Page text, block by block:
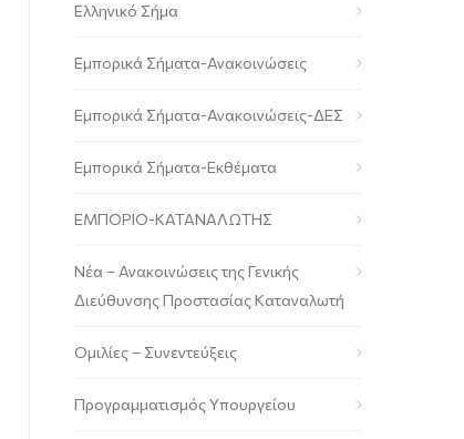
Ελληνικό Σήμα
Εμπορικά Σήματα-Ανακοινώσεις
Εμπορικά Σήματα-Ανακοινώσεις-ΔΕΣ
Εμπορικά Σήματα-Εκθέματα
ΕΜΠΟΡΙΟ-ΚΑΤΑΝΑΛΩΤΗΣ
Νέα – Ανακοινώσεις της Γενικής
Διεύθυνσης Προστασίας Καταναλωτή
Ομιλίες – Συνεντεύξεις
Προγραμματισμός Υπουργείου